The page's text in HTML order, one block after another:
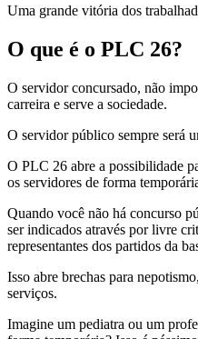
Uma grande vitória dos
O que é o PLC 26?
O servidor concursado, não
carreira e serve a sociedade.
O servidor público sempre será
O PLC 26 abre a possibilidade
os servidores de forma
Quando você não há concurso
ser indicados através por livre
representantes dos partidos da
Isso abre brechas para
serviços.
Imagine um pediatra ou um